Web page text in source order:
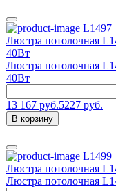
L1497
Люстра потолочная
40Вт
Люстра потолочная
40Вт
13 167 руб.5227 руб.
В корзину
L1499
Люстра потолочная
Люстра потолочная